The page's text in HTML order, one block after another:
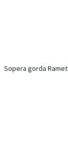
Sopera gorda